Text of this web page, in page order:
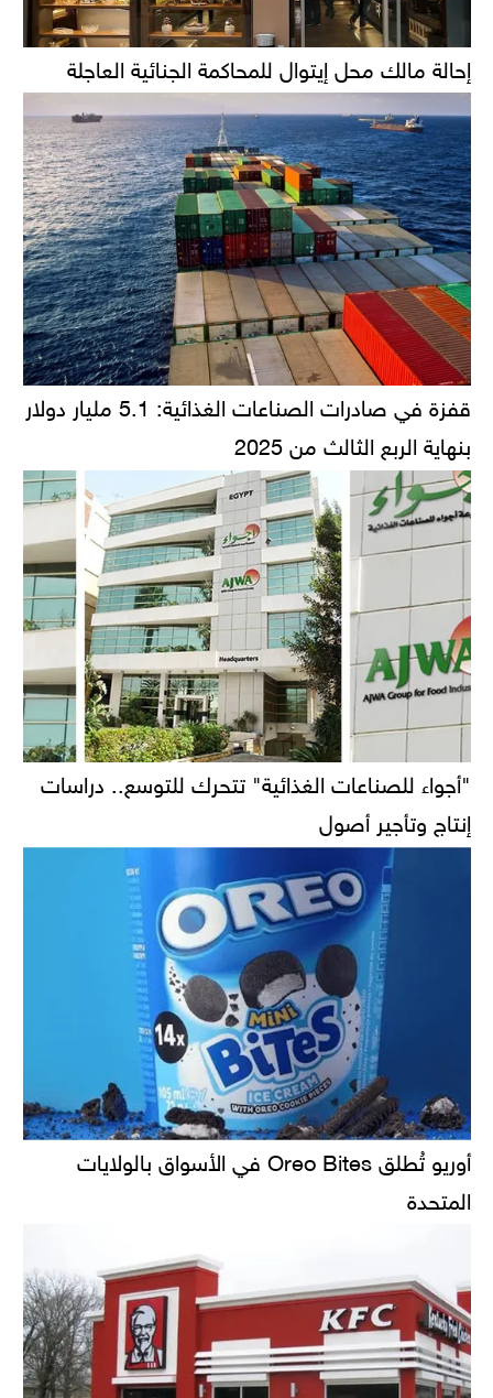
إحالة مالك محل إيتوال للمحاكمة الجنائية العاجلة
قفزة في صادرات الصناعات الغذائية: 5.1 مليار دولار
بنهاية الربع الثالث من 2025
"أجواء للصناعات الغذائية" تتحرك للتوسع.. دراسات
إنتاج وتأجير أصول
أوريو تُطلق Oreo Bites في الأسواق بالولايات
المتحدة